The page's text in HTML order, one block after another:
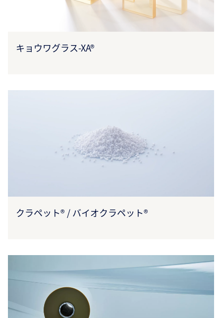
キョウワグラス-XA®
クラペット® / バイオクラペット®